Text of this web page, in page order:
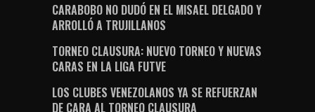
CARABOBO NO DUDÓ EN EL MISAEL DELGADO Y
ARROLLÓ A TRUJILLANOS
TORNEO CLAUSURA: NUEVO TORNEO Y NUEVAS
CARAS EN LA LIGA FUTVE
LOS CLUBES VENEZOLANOS YA SE REFUERZAN
DE CARA AL TORNEO CLAUSURA